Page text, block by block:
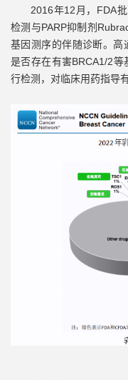
2016年12月，FDA
检测与PARP抑制剂
基因测序的伴随诊断。高
是否存在有害BRCA1/2
行检测，对临床用药指导